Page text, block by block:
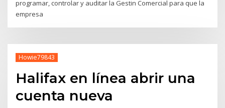
programar, controlar y auditar la Gestin Comercial para que la
empresa
Howie79843
Halifax en línea abrir una
cuenta nueva